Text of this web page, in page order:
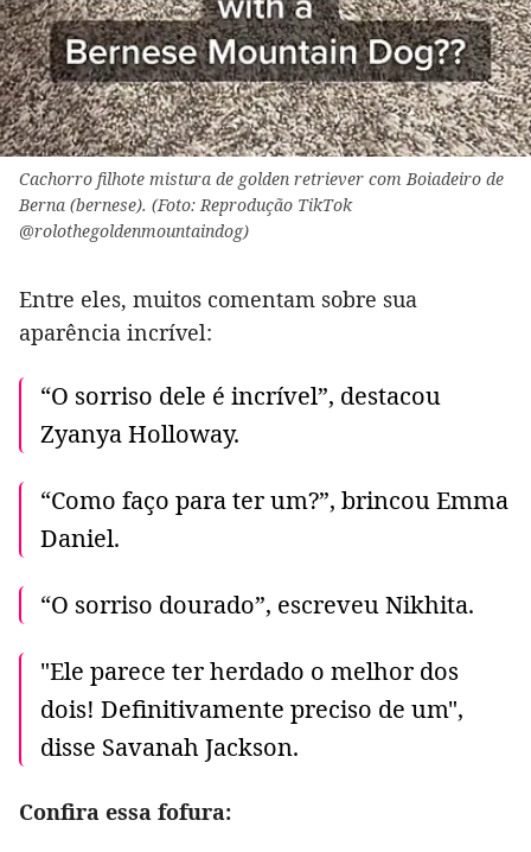
Cachorro filhote mistura de golden retriever com Boiadeiro de
Berna (bernese). (Foto: Reprodução TikTok
@rolothegoldenmountaindog)
Entre eles, muitos comentam sobre sua
aparência incrível:
“O sorriso dele é incrível”, destacou
Zyanya Holloway.
“Como faço para ter um?”, brincou Emma
Daniel.
“O sorriso dourado”, escreveu Nikhita.
"Ele parece ter herdado o melhor dos
dois! Definitivamente preciso de um",
disse Savanah Jackson.
Confira essa fofura: